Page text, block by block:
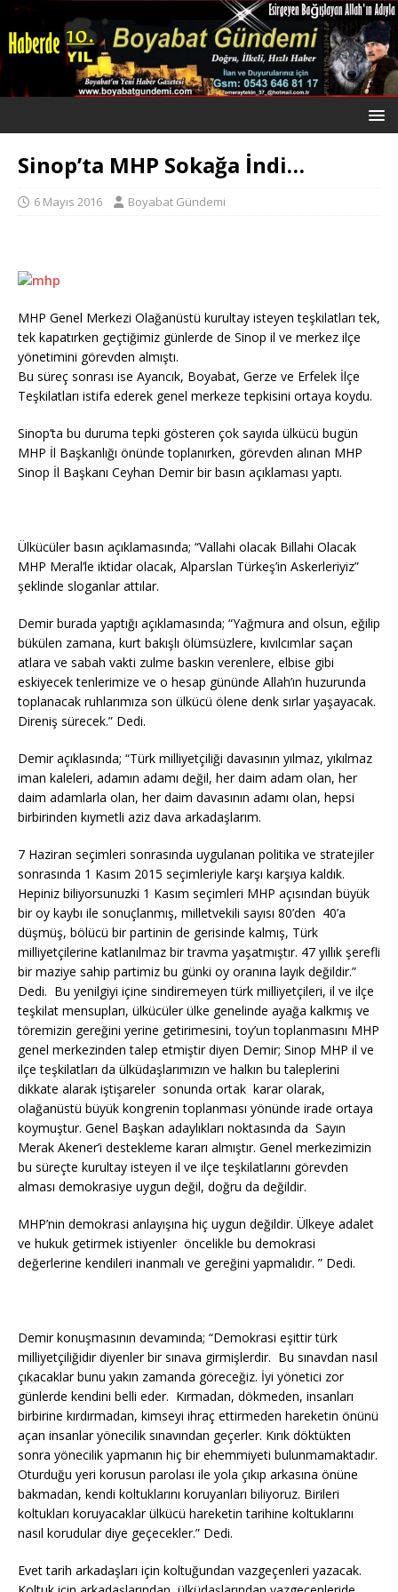
Sinop’ta MHP Sokağa İndi…
6 Mayıs 2016 Boyabat Gündemi
MHP Genel Merkezi Olağanüstü kurultay isteyen teşkilatları tek,
tek kapatırken geçtiğimiz günlerde de Sinop il ve merkez ilçe
yönetimini görevden almıştı.
Bu süreç sonrası ise Ayancık, Boyabat, Gerze ve Erfelek İlçe
Teşkilatları istifa ederek genel merkeze tepkisini ortaya koydu.
Sinop’ta bu duruma tepki gösteren çok sayıda ülkücü bugün
MHP İl Başkanlığı önünde toplanırken, görevden alınan MHP
Sinop İl Başkanı Ceyhan Demir bir basın açıklaması yaptı.
Ülkücüler basın açıklamasında; “Vallahi olacak Billahi Olacak
MHP Meral’le iktidar olacak, Alparslan Türkeş’in Askerleriyiz”
şeklinde sloganlar attılar.
Demir burada yaptığı açıklamasında; “Yağmura and olsun, eğilip
bükülen zamana, kurt bakışlı ölümsüzlere, kıvılcımlar saçan
atlara ve sabah vakti zulme baskın verenlere, elbise gibi
eskiyecek tenlerimize ve o hesap gününde Allah’ın huzurunda
toplanacak ruhlarımıza son ülkücü ölene denk sırlar yaşayacak.
Direniş sürecek.” Dedi.
Demir açıklasında; “Türk milliyetçiliği davasının yılmaz, yıkılmaz
iman kaleleri, adamın adamı değil, her daim adam olan, her
daim adamlarla olan, her daim davasının adamı olan, hepsi
birbirinden kıymetli aziz dava arkadaşlarım.
7 Haziran seçimleri sonrasında uygulanan politika ve stratejiler
sonrasında 1 Kasım 2015 seçimleriyle karşı karşıya kaldık.
Hepiniz biliyorsunuzki 1 Kasım seçimleri MHP açısından büyük
bir oy kaybı ile sonuçlanmış, milletvekili sayısı 80’den 40’a
düşmüş, bölücü bir partinin de gerisinde kalmış, Türk
milliyetçilerine katlanılmaz bir travma yaşatmıştır. 47 yıllık şerefli
bir maziye sahip partimiz bu günki oy oranına layık değildir.”
Dedi. Bu yenilgiyi içine sindiremeyen türk milliyetçileri, il ve ilçe
teşkilat mensupları, ülkücüler ülke genelinde ayağa kalkmış ve
töremizin gereğini yerine getirimesini, toy’un toplanmasını MHP
genel merkezinden talep etmiştir diyen Demir; Sinop MHP il ve
ilçe teşkilatları da ülküdaşlarımızın ve halkın bu taleplerini
dikkate alarak iştişareler sonunda ortak karar olarak,
olağanüstü büyük kongrenin toplanması yönünde irade ortaya
koymuştur. Genel Başkan adaylıkları noktasında da Sayın
Merak Akener’i destekleme kararı almıştır. Genel merkezimizin
bu süreçte kurultay isteyen il ve ilçe teşkilatlarını görevden
alması demokrasiye uygun değil, doğru da değildir.
MHP’nin demokrasi anlayışına hiç uygun değildir. Ülkeye adalet
ve hukuk getirmek istiyenler öncelikle bu demokrasi
değerlerine kendileri inanmalı ve gereğini yapmalıdır. ” Dedi.
Demir konuşmasının devamında; “Demokrasi eşittir türk
milliyetçiliğidir diyenler bir sınava girmişlerdir. Bu sınavdan nasıl
çıkacaklar bunu yakın zamanda göreceğiz. İyi yönetici zor
günlerde kendini belli eder. Kırmadan, dökmeden, insanları
birbirine kırdırmadan, kimseyi ihraç ettirmeden hareketin önünü
açan insanlar yönecilik sınavından geçerler. Kırık döktükten
sonra yönecilik yapmanın hiç bir ehemmiyeti bulunmamaktadır.
Oturduğu yeri korusun parolası ile yola çıkıp arkasına önüne
bakmadan, kendi koltuklarını koruyanları biliyoruz. Birileri
koltukları koruyacaklar ülkücü hareketin tarihine koltuklarını
nasıl korudular diye geçecekler.” Dedi.
Evet tarih arkadaşları için koltuğundan vazgeçenleri yazacak.